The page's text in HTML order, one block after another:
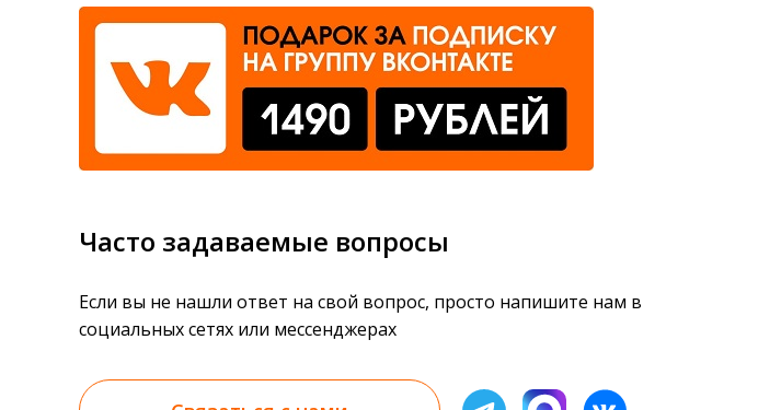
Часто задаваемые вопросы
Если вы не нашли ответ на свой вопрос, просто напишите нам в
социальных сетях или мессенджерах